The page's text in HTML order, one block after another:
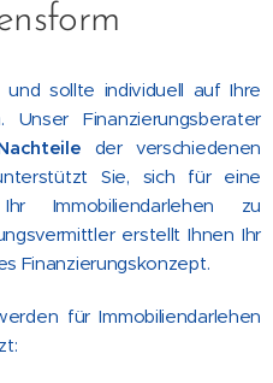
sollte individuell auf Ihre
Finanzierungsberater
der verschiedenen
Sie, sich für eine
Immobiliendarlehen zu
erstellt Ihnen Ihr
Finanzierungskonzept.
für Immobiliendarlehen